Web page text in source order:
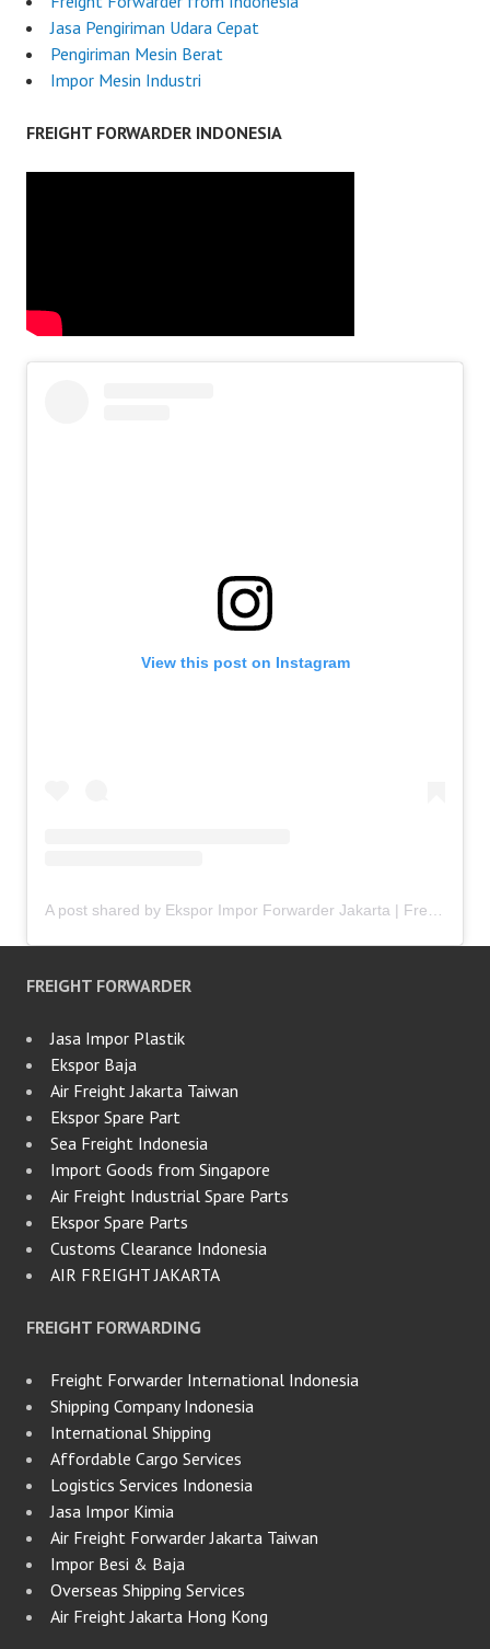
Jasa Pengiriman Udara Cepat
Pengiriman Mesin Berat
Impor Mesin Industri
FREIGHT FORWARDER INDONESIA
View this post on Instagram
FREIGHT FORWARDER
Jasa Impor Plastik
Ekspor Baja
Air Freight Jakarta Taiwan
Ekspor Spare Part
Sea Freight Indonesia
Import Goods from Singapore
Air Freight Industrial Spare Parts
Ekspor Spare Parts
Customs Clearance Indonesia
AIR FREIGHT JAKARTA
FREIGHT FORWARDING
Freight Forwarder International Indonesia
Shipping Company Indonesia
International Shipping
Affordable Cargo Services
Logistics Services Indonesia
Jasa Impor Kimia
Air Freight Forwarder Jakarta Taiwan
Impor Besi & Baja
Overseas Shipping Services
Air Freight Jakarta Hong Kong